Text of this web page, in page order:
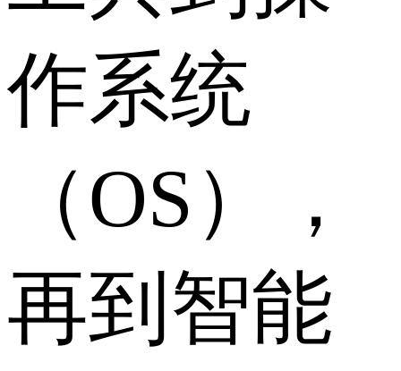
作系统
（OS），
再到智能